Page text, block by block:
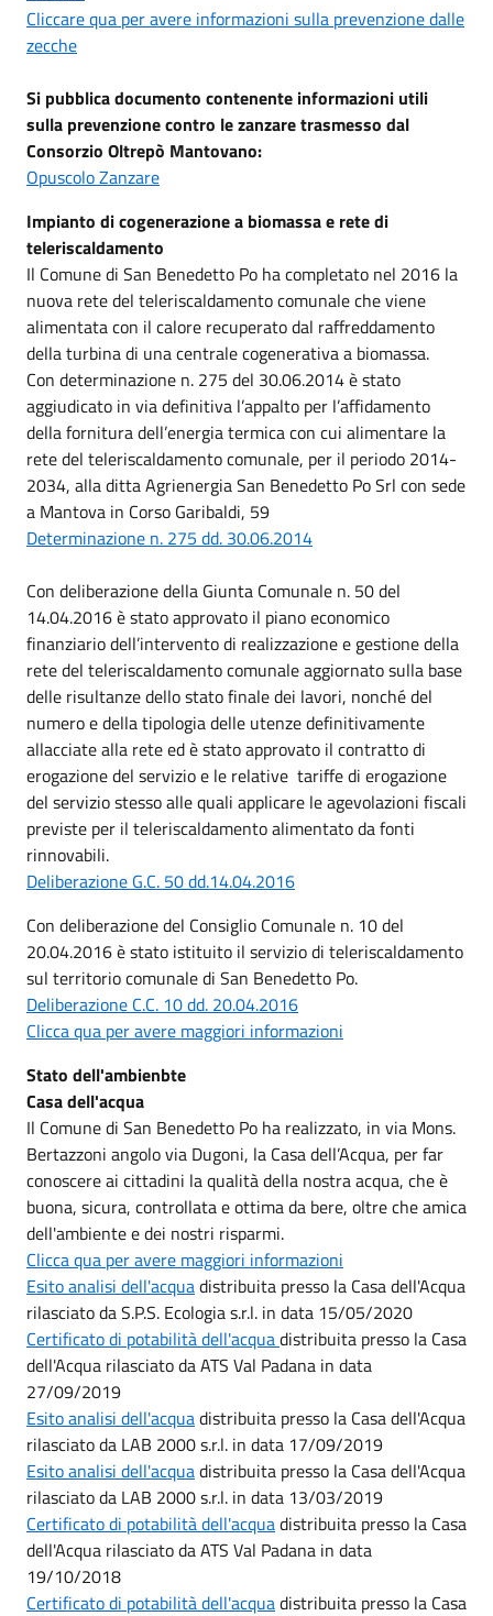
Cliccare qua per avere informazioni sulla prevenzione dalle
zecche
Si pubblica documento contenente informazioni utili
sulla prevenzione contro le zanzare trasmesso dal
Consorzio Oltrepò Mantovano:
Opuscolo Zanzare
Impianto di cogenerazione a biomassa e rete di
teleriscaldamento
Il Comune di San Benedetto Po ha completato nel 2016 la
nuova rete del teleriscaldamento comunale che viene
alimentata con il calore recuperato dal raffreddamento
della turbina di una centrale cogenerativa a biomassa.
Con determinazione n. 275 del 30.06.2014 è stato
aggiudicato in via definitiva l’appalto per l’affidamento
della fornitura dell’energia termica con cui alimentare la
rete del teleriscaldamento comunale, per il periodo 2014-
2034, alla ditta Agrienergia San Benedetto Po Srl con sede
a Mantova in Corso Garibaldi, 59
Determinazione n. 275 dd. 30.06.2014
Con deliberazione della Giunta Comunale n. 50 del
14.04.2016 è stato approvato il piano economico
finanziario dell’intervento di realizzazione e gestione della
rete del teleriscaldamento comunale aggiornato sulla base
delle risultanze dello stato finale dei lavori, nonché del
numero e della tipologia delle utenze definitivamente
allacciate alla rete ed è stato approvato il contratto di
erogazione del servizio e le relative tariffe di erogazione
del servizio stesso alle quali applicare le agevolazioni fiscali
previste per il teleriscaldamento alimentato da fonti
rinnovabili.
Deliberazione G.C. 50 dd.14.04.2016
Con deliberazione del Consiglio Comunale n. 10 del
20.04.2016 è stato istituito il servizio di teleriscaldamento
sul territorio comunale di San Benedetto Po.
Deliberazione C.C. 10 dd. 20.04.2016
Clicca qua per avere maggiori informazioni
Stato dell'ambienbte
Casa dell'acqua
Il Comune di San Benedetto Po ha realizzato, in via Mons.
Bertazzoni angolo via Dugoni, la Casa dell’Acqua, per far
conoscere ai cittadini la qualità della nostra acqua, che è
buona, sicura, controllata e ottima da bere, oltre che amica
dell'ambiente e dei nostri risparmi.
Clicca qua per avere maggiori informazioni
Esito analisi dell'acquadistribuita presso la Casa dell'Acqua
rilasciato da S.P.S. Ecologia s.r.l. in data 15/05/2020
Certificato di potabilità dell'acquadistribuita presso la Casa
dell'Acqua rilasciato da ATS Val Padana in data
27/09/2019
Esito analisi dell'acquadistribuita presso la Casa dell'Acqua
rilasciato da LAB 2000 s.r.l. in data 17/09/2019
Esito analisi dell'acquadistribuita presso la Casa dell'Acqua
rilasciato da LAB 2000 s.r.l. in data 13/03/2019
Certificato di potabilità dell'acquadistribuita presso la Casa
dell'Acqua rilasciato da ATS Val Padana in data
19/10/2018
Certificato di potabilità dell'acquadistribuita presso la Casa